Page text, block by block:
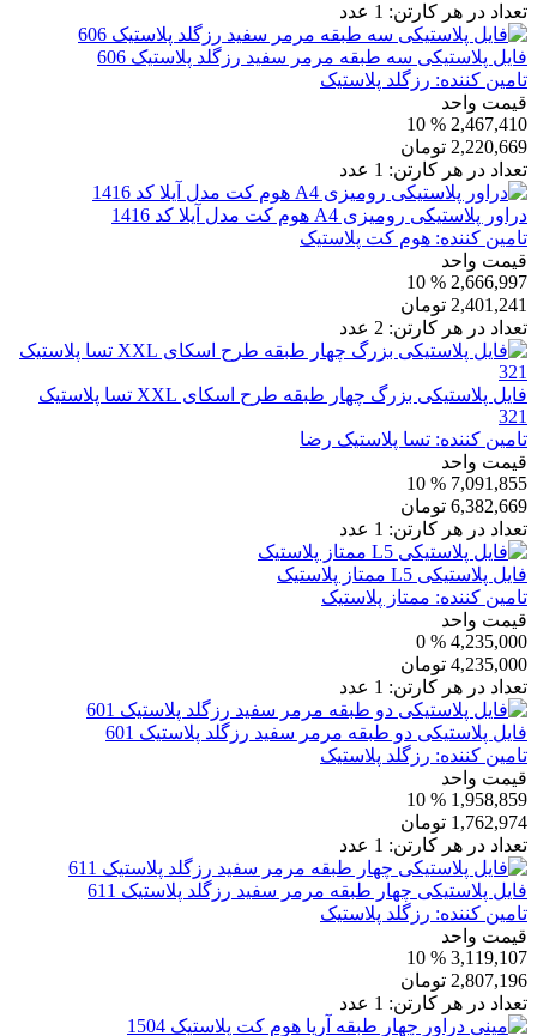
تعداد در هر کارتن: 1 عدد
فایل پلاستیکی سه طبقه مرمر سفید رزگلد پلاستیک 606
تامین کننده: رزگلد پلاستیک
قیمت واحد
2,467,410
% 10
2,220,669 تومان
تعداد در هر کارتن: 1 عدد
دراور پلاستیکی رومیزی A4 هوم کت مدل آیلا کد 1416
تامین کننده: هوم کت پلاستیک
قیمت واحد
2,666,997
% 10
2,401,241 تومان
تعداد در هر کارتن: 2 عدد
فایل پلاستیکی بزرگ چهار طبقه طرح اسکای XXL تسا پلاستیک
321
تامین کننده: تسا پلاستیک رضا
قیمت واحد
7,091,855
% 10
6,382,669 تومان
تعداد در هر کارتن: 1 عدد
فایل پلاستیکی L5 ممتاز پلاستیک
تامین کننده: ممتاز پلاستیک
قیمت واحد
4,235,000
% 0
4,235,000 تومان
تعداد در هر کارتن: 1 عدد
فایل پلاستیکی دو طبقه مرمر سفید رزگلد پلاستیک 601
تامین کننده: رزگلد پلاستیک
قیمت واحد
1,958,859
% 10
1,762,974 تومان
تعداد در هر کارتن: 1 عدد
فایل پلاستیکی چهار طبقه مرمر سفید رزگلد پلاستیک 611
تامین کننده: رزگلد پلاستیک
قیمت واحد
3,119,107
% 10
2,807,196 تومان
تعداد در هر کارتن: 1 عدد